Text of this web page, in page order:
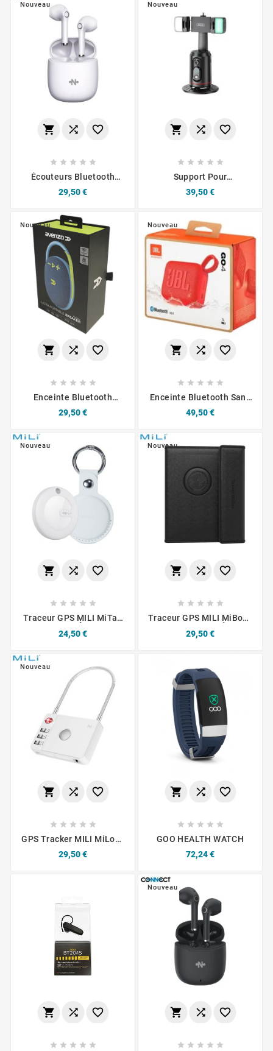
Nouveau
  
    
Écouteurs Bluetooth
5.3) USB-C Blanc
Prix
29,50 €
Nouveau
  
    
Support Pour
Éclairage De Suivi Du
Prix
39,50 €
Nouveau
  
    
Enceinte Bluetooth
SP3006L - Bleu
Prix
29,50 €
Nouveau
  
    
Enceinte Bluetooth Sans
Prix
49,50 €
Nouveau
  
    
Traceur GPS MILI MiTag
Noir
Prix
24,50 €
Nouveau
  
    
Traceur GPS MILI MiBook
Passeport Avec MiTag
Prix
29,50 €
Nouveau
  
    
GPS Tracker MILI MiLock
Prix
29,50 €
  
    
GOO HEALTH WATCH
Prix
72,24 €
  
    
Nouveau
  
    